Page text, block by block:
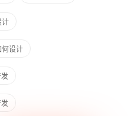
计
设计